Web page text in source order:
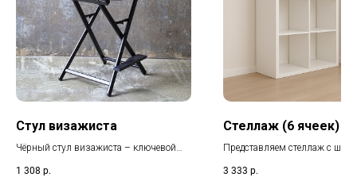
Стул визажиста
Чёрный стул визажиста – ключевой
моделями на мероприятиях. Его
1 308 р.
Стеллаж (6 ячеек)
Представляем стеллаж с
эффективного хранения на
3 333 р.